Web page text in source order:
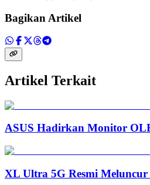
Bagikan Artikel
Artikel Terkait
ASUS Hadirkan Monitor
XL Ultra 5G Resmi